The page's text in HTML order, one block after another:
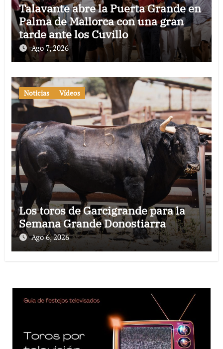
Talavante abre la Puerta Grande en
Palma de Mallorca con una gran
tarde ante los Cuvillo
Ago 7, 2026
Noticias Vídeos
Los toros de Garcigrande para la
Semana Grande Donostiarra
Ago 6, 2026